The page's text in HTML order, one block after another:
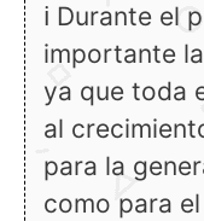
ℹ Durante el
importante
ya que toda
al
para la
como para